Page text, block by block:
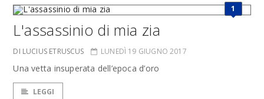
1
L'assassinio di mia zia
DI LUCIUS ETRUSCUS LUNEDÌ 19 GIUGNO 2017
Una vetta insuperata dell’epoca d’oro
LEGGI